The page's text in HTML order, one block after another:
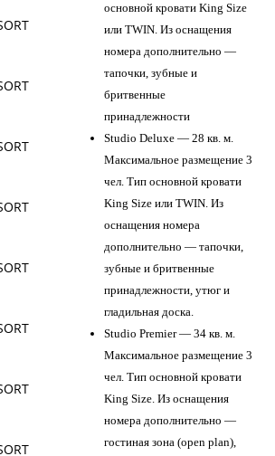
основной кровати King Size
или TWIN. Из оснащения
номера дополнительно —
тапочки, зубные и
бритвенные
принадлежности
Studio Deluxe — 28 кв. м.
Максимальное размещение 3
чел. Тип основной кровати
King Size или TWIN. Из
оснащения номера
дополнительно — тапочки,
зубные и бритвенные
принадлежности, утюг и
гладильная доска.
Studio Premier — 34 кв. м.
Максимальное размещение 3
чел. Тип основной кровати
King Size. Из оснащения
номера дополнительно —
гостиная зона (open plan),